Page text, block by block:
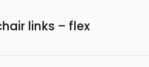
links – flex